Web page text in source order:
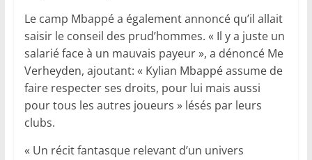
Le camp Mbappé a également annoncé qu’il allait
saisir le conseil des prud’hommes. « Il y a juste un
salarié face à un mauvais payeur », a dénoncé Me
Verheyden, ajoutant: « Kylian Mbappé assume de
faire respecter ses droits, pour lui mais aussi
pour tous les autres joueurs » lésés par leurs
clubs.
« Un récit fantasque relevant d’un univers